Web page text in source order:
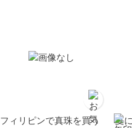
フィリピンで真珠を買う
夏